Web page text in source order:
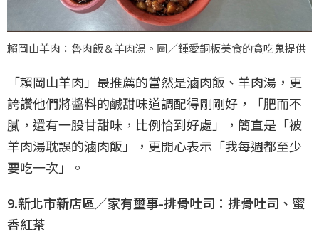
賴岡山羊肉：魯肉飯＆羊肉湯。圖／鍾愛銅板美食的貪吃鬼提供
「賴岡山羊肉」最推薦的當然是滷肉飯、羊肉湯，更
誇讚他們將醬料的鹹甜味道調配得剛剛好，「肥而不
膩，還有一股甘甜味，比例恰到好處」，簡直是「被
羊肉湯耽誤的滷肉飯」，更開心表示「我每週都至少
要吃一次」。
9.新北市新店區／家有璽事-排骨吐司：排骨吐司、蜜
香紅茶